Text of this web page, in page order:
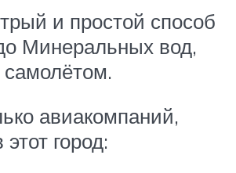
и простой способ
Минеральных вод,
авиакомпаний,
город: